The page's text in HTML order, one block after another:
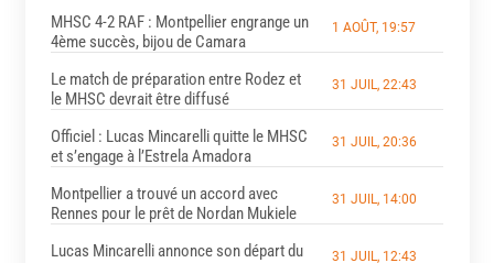
MHSC 4-2 RAF : Montpellier engrange un
4ème succès, bijou de Camara
1 AOÛT, 19:57
Le match de préparation entre Rodez et
le MHSC devrait être diffusé
31 JUIL, 22:43
Officiel : Lucas Mincarelli quitte le MHSC
et s’engage à l’Estrela Amadora
31 JUIL, 20:36
Montpellier a trouvé un accord avec
Rennes pour le prêt de Nordan Mukiele
31 JUIL, 14:00
Lucas Mincarelli annonce son départ du
31 JUIL, 12:43